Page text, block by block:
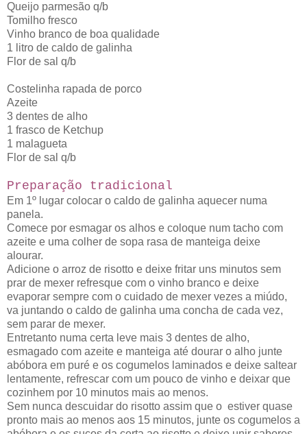
Queijo parmesão q/b
Tomilho fresco
Vinho branco de boa qualidade
1 litro de caldo de galinha
Flor de sal q/b
Costelinha rapada de porco
Azeite
3 dentes de alho
1 frasco de Ketchup
1 malagueta
Flor de sal q/b
Preparação tradicional
Em 1º lugar colocar o caldo de galinha aquecer numa
panela.
Comece por esmagar os alhos e coloque num tacho com
azeite e uma colher de sopa rasa de manteiga deixe
alourar.
Adicione o arroz de risotto e deixe fritar uns minutos sem
prar de mexer refresque com o vinho branco e deixe
evaporar sempre com o cuidado de mexer vezes a miúdo,
va juntando o caldo de galinha uma concha de cada vez,
sem parar de mexer.
Entretanto numa certa leve mais 3 dentes de alho,
esmagado com azeite e manteiga até dourar o alho junte
abóbora em puré e os cogumelos laminados e deixe saltear
lentamente, refrescar com um pouco de vinho e deixar que
cozinhem por 10 minutos mais ao menos.
Sem nunca descuidar do risotto assim que o estiver quase
pronto mais ao menos aos 15 minutos, junte os cogumelos a